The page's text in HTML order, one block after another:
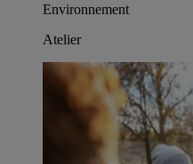
Environnement
Atelier